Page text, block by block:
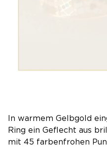
In warmem Gelbgold
Ring ein Geflecht aus
mit 45 farbenfrohen